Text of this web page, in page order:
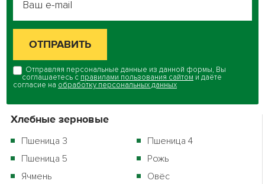
Отправляя персональные данные из данной формы, Вы
соглашаетесь с правилами пользования сайтом и даёте
согласие на обработку персональных данных
Хлебные зерновые
Пшеница 3
Пшеница 4
Пшеница 5
Рожь
Ячмень
Овёс